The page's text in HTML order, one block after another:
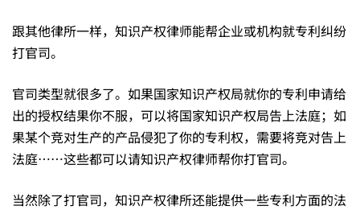
跟其他律所一样，知识产权律师能帮企业或机构就专利纠纷
打官司。
官司类型就很多了。如果国家知识产权局就你的专利申请给
出的授权结果你不服，可以将国家知识产权局告上法庭；如
果某个竞对生产的产品侵犯了你的专利权，需要将竞对告上
法庭……这些都可以请知识产权律师帮你打官司。
当然除了打官司，知识产权律所还能提供一些专利方面的法